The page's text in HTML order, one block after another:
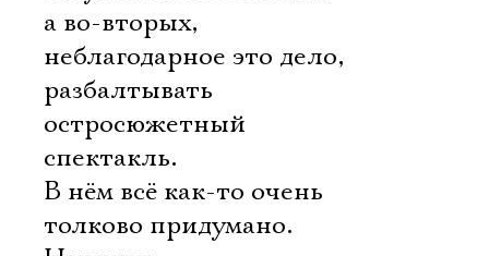
а во-вторых,
неблагодарное это дело,
разбалтывать
остросюжетный
спектакль.
В нём всё как-то очень
толково придумано.